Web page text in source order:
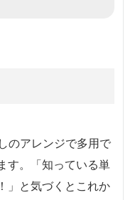
のアレンジで多用で
す。「知っている単
」と気づくとこれか